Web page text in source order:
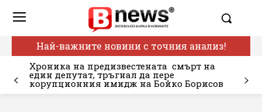
Най-важните новини с точния анализ!
Хроника на предизвестената смърт на
един депутат, тръгнал да пере
корупционния имидж на Бойко Борисов